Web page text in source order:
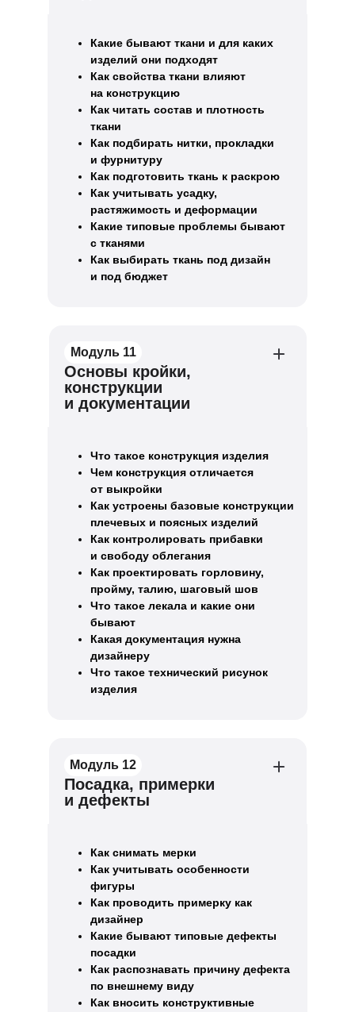
Какие бывают ткани и для каких
изделий они подходят
Как свойства ткани влияют
на конструкцию
Как читать состав и плотность
ткани
Как подбирать нитки, прокладки
и фурнитуру
Как подготовить ткань к раскрою
Как учитывать усадку,
растяжимость и деформации
Какие типовые проблемы бывают
с тканями
Как выбирать ткань под дизайн
и под бюджет
Модуль 11
Основы кройки,
конструкции
и документации
Что такое конструкция изделия
Чем конструкция отличается
от выкройки
Как устроены базовые конструкции
плечевых и поясных изделий
Как контролировать прибавки
и свободу облегания
Как проектировать горловину,
пройму, талию, шаговый шов
Что такое лекала и какие они
бывают
Какая документация нужна
дизайнеру
Что такое технический рисунок
изделия
Модуль 12
Посадка, примерки
и дефекты
Как снимать мерки
Как учитывать особенности
фигуры
Как проводить примерку как
дизайнер
Какие бывают типовые дефекты
посадки
Как распознавать причину дефекта
по внешнему виду
Как вносить конструктивные